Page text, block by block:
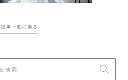
記事一覧に戻る